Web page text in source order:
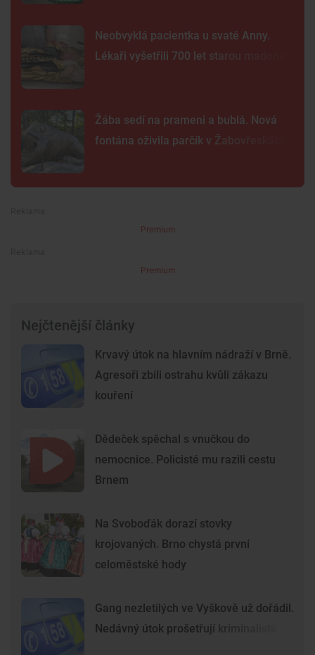
Neobvyklá pacientka u svaté Anny.
Lékaři vyšetřili 700 let starou madonu
Žába sedí na prameni a bublá. Nová
fontána oživila parčík v Žabovřeskách
Premium
Premium
Nejčtenější články
Krvavý útok na hlavním nádraží v Brně.
Agresoři zbili ostrahu kvůli zákazu
kouření
Dědeček spěchal s vnučkou do
nemocnice. Policisté mu razili cestu
Brnem
Na Svoboďák dorazí stovky
krojovaných. Brno chystá první
celoměstské hody
Gang nezletilých ve Vyškově už dořádil.
Nedávný útok prošetřují kriminalisté